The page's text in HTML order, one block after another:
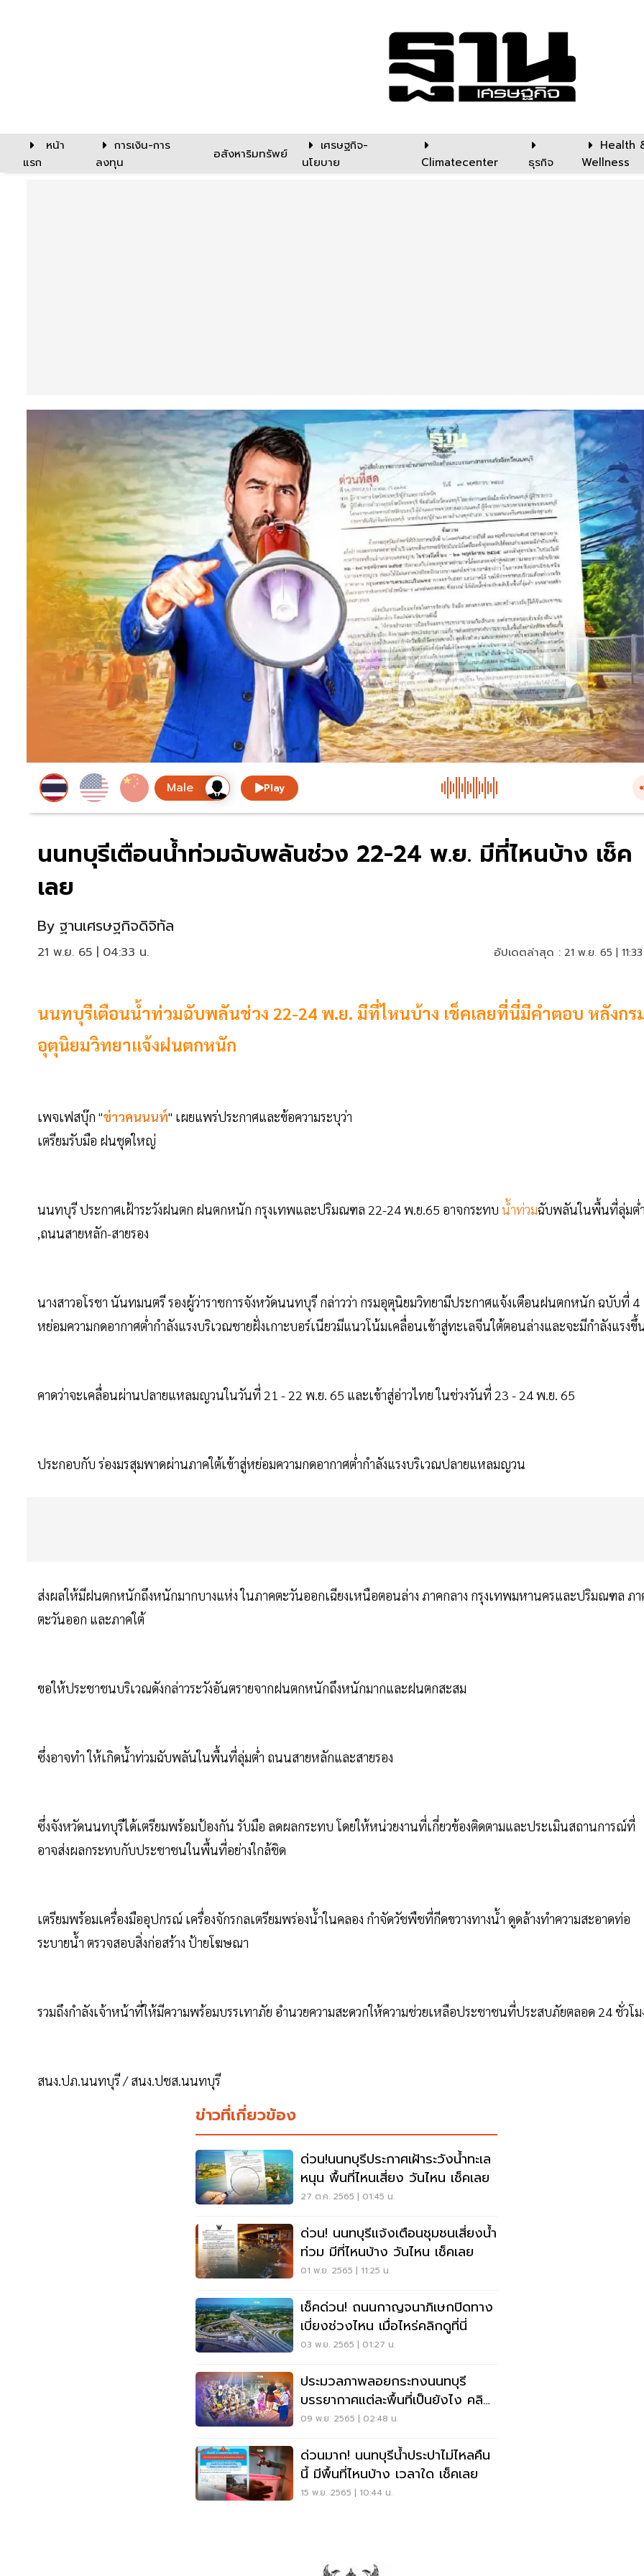
หน้า
แรก
การเงิน-การ
ลงทุน
อสังหาริมทรัพย์
เศรษฐกิจ-
นโยบาย
Climatecenter ธุรกิจ
Health
Wellness
Play
นนทบุรีเตือนน้ำท่วมฉับพลันช่วง 22-24 พ.ย. มีที่ไหนบ้าง เช็ค
เลย
By ฐานเศรษฐกิจดิจิทัล
21 พ.ย. 65 | 04:33 น. อัปเดตล่าสุด : 21 พ.ย. 65 |
นนทบุรีเตือนน้ำท่วมฉับพลันช่วง 22-24 พ.ย. มีที่ไหนบ้าง เช็คเลยที่นี่มีคำตอบ หลังกร
อุตุนิยมวิทยาแจ้งฝนตกหนัก
เพจเฟสบุ๊ก "ข่าวคนนนท์" เผยแพร่ประกาศและข้อความระบุว่า
เตรียมรับมือ ฝนชุดใหญ่
นนทบุรี ประกาศเฝ้าระวังฝนตก ฝนตกหนัก กรุงเทพและปริมณฑล 22-24 พ.ย.65 อาจกระทบ น้ำท่วมฉับพลันในพื้นที่ลุ่มต่
,ถนนสายหลัก-สายรอง
นางสาวอโรชา นันทมนตรี รองผู้ว่าราชการจังหวัดนนทบุรี กล่าวว่า กรมอุตุนิยมวิทยามีประกาศแจ้งเตือนฝนตกหนัก ฉบับที่ 4
หย่อมความกดอากาศต่ำกำลังแรงบริเวณชายฝั่งเกาะบอร์เนียวมีแนวโน้มเคลื่อนเข้าสู่ทะเลจีนใต้ตอนล่างและจะมีกำลังแรง
คาดว่าจะเคลื่อนผ่านปลายแหลมญวนในวันที่ 21 - 22 พ.ย. 65 และเข้าสู่อ่าวไทย ในช่วงวันที่ 23 - 24 พ.ย. 65
ประกอบกับ ร่องมรสุมพาดผ่านภาคใต้เข้าสู่หย่อมความกดอากาศต่ำกำลังแรงบริเวณปลายแหลมญวน
ส่งผลให้มีฝนตกหนักถึงหนักมากบางแห่ง ในภาคตะวันออกเฉียงเหนือตอนล่าง ภาคกลาง กรุงเทพมหานครและปริมณฑล ภ
ตะวันออก และภาคใต้
ขอให้ประชาชนบริเวณดังกล่าวระวังอันตรายจากฝนตกหนักถึงหนักมากและฝนตกสะสม
ซึ่งอาจทำ ให้เกิดน้ำท่วมฉับพลันในพื้นที่ลุ่มต่ำ ถนนสายหลักและสายรอง
ซึ่งจังหวัดนนทบุรีได้เตรียมพร้อมป้องกัน รับมือ ลดผลกระทบ โดยให้หน่วยงานที่เกี่ยวข้องติดตามและประเมินสถานการณ์ที่
อาจส่งผลกระทบกับประชาชนในพื้นที่อย่างใกล้ชิด
เตรียมพร้อมเครื่องมืออุปกรณ์ เครื่องจักรกลเตรียมพร่องน้ำในคลอง กำจัดวัชพืชที่กีดขวางทางน้ำ ดูดล้างทำความสะอาดท่อ
ระบายน้ำ ตรวจสอบสิ่งก่อสร้าง ป้ายโฆษณา
รวมถึงกำลังเจ้าหน้าที่ให้มีความพร้อมบรรเทาภัย อำนวยความสะดวกให้ความช่วยเหลือประชาชนที่ประสบภัยตลอด 24 ชั่วโ
สนง.ปภ.นนทบุรี / สนง.ปชส.นนทบุรี
ข่าวที่เกี่ยวข้อง
ด่วน!นนทบุรีประกาศเฝ้าระวังน้ำทะเล
หนุน พื้นที่ไหนเสี่ยง วันไหน เช็คเลย
27 ต.ค. 2565 | 01:45 น.
ด่วน! นนทบุรีแจ้งเตือนชุมชนเสี่ยงน้ำ
ท่วม มีที่ไหนบ้าง วันไหน เช็คเลย
01 พ.ย. 2565 | 11:25 น.
เช็คด่วน! ถนนกาญจนาภิเษกปิดทาง
เบี่ยงช่วงไหน เมื่อไหร่คลิกดูที่นี่
03 พ.ย. 2565 | 01:27 น.
ประมวลภาพลอยกระทงนนทบุรี
บรรยากาศแต่ละพื้นที่เป็นยังไง คลิก
ดูได้ที่นี่
09 พ.ย. 2565 | 02:48 น.
ด่วนมาก! นนทบุรีน้ำประปาไม่ไหลคืน
นี้ มีพื้นที่ไหนบ้าง เวลาใด เช็คเลย
15 พ.ย. 2565 | 10:44 น.